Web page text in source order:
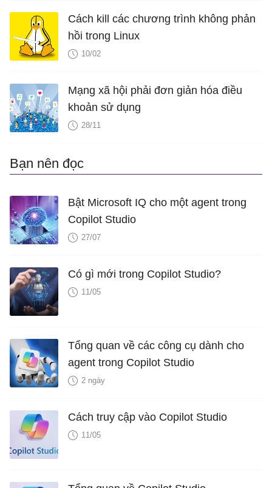
Cách kill các chương trình không phản
hồi trong Linux
10/02
Mạng xã hội phải đơn giản hóa điều
khoản sử dụng
28/11
Bạn nên đọc
Bật Microsoft IQ cho một agent trong
Copilot Studio
27/07
Có gì mới trong Copilot Studio?
11/05
Tổng quan về các công cụ dành cho
agent trong Copilot Studio
2 ngày
Cách truy cập vào Copilot Studio
11/05